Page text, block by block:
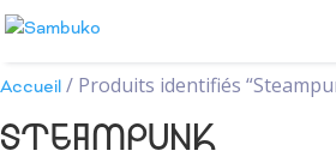
Accueil / Produits identifiés
STEAMPUNK